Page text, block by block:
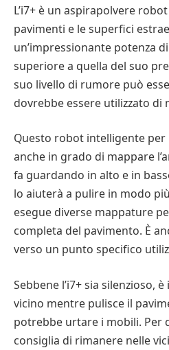
L’i7+ è un aspirapolvere
pavimenti e le superfici
un’impressionante potenza
superiore a quella del suo
suo livello di rumore può
dovrebbe essere utilizzato di
Questo robot intelligente per
anche in grado di mappare
fa guardando in alto e in
lo aiuterà a pulire in modo
esegue diverse mappature
completa del pavimento. È
verso un punto specifico
Sebbene l’i7+ sia silenzioso,
vicino mentre pulisce il
potrebbe urtare i mobili. Per
consiglia di rimanere nelle